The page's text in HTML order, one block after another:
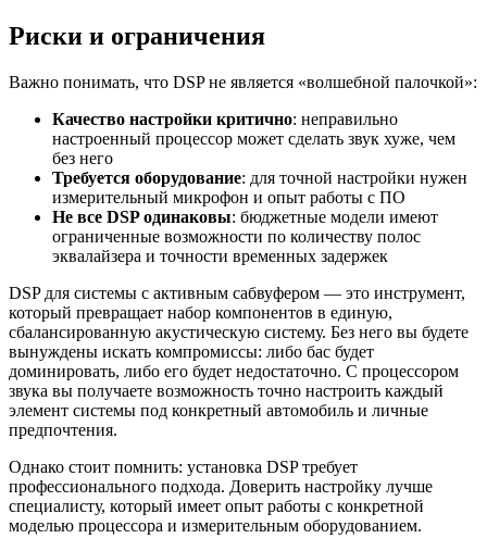
Риски и ограничения
Важно понимать, что DSP не является «волшебной палочкой»:
Качество настройки критично: неправильно
настроенный процессор может сделать звук хуже, чем
без него
Требуется оборудование: для точной настройки нужен
измерительный микрофон и опыт работы с ПО
Не все DSP одинаковы: бюджетные модели имеют
ограниченные возможности по количеству полос
эквалайзера и точности временных задержек
DSP для системы с активным сабвуфером — это инструмент,
который превращает набор компонентов в единую,
сбалансированную акустическую систему. Без него вы будете
вынуждены искать компромиссы: либо бас будет
доминировать, либо его будет недостаточно. С процессором
звука вы получаете возможность точно настроить каждый
элемент системы под конкретный автомобиль и личные
предпочтения.
Однако стоит помнить: установка DSP требует
профессионального подхода. Доверить настройку лучше
специалисту, который имеет опыт работы с конкретной
моделью процессора и измерительным оборудованием.